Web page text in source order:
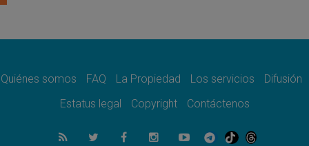
07.08.2026
07.08.2026
muertos en 300 días
Tagle: La guerra desfigura el mundo, solo la
revelación de Dios lo transfigura
Quiénes somos FAQ La Propiedad Los servicios
Difusión
Estatus legal
Copyright Contáctenos